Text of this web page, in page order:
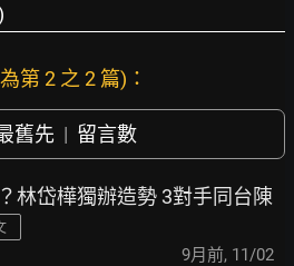
第 2 之 2 篇)：
舊先 | 留言數
林岱樺獨辦造勢 3對手同台陳
9月前, 11/02